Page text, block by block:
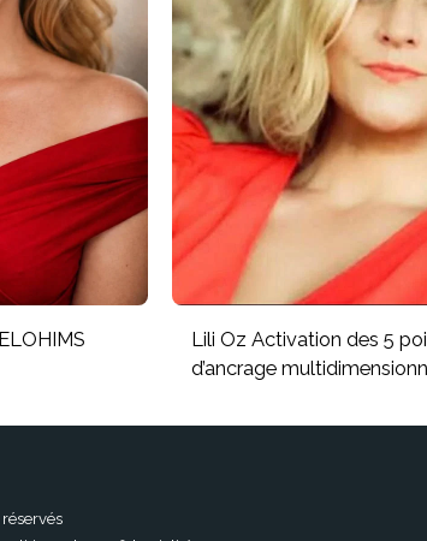
Lili Oz Activation des 5
d’ancrage